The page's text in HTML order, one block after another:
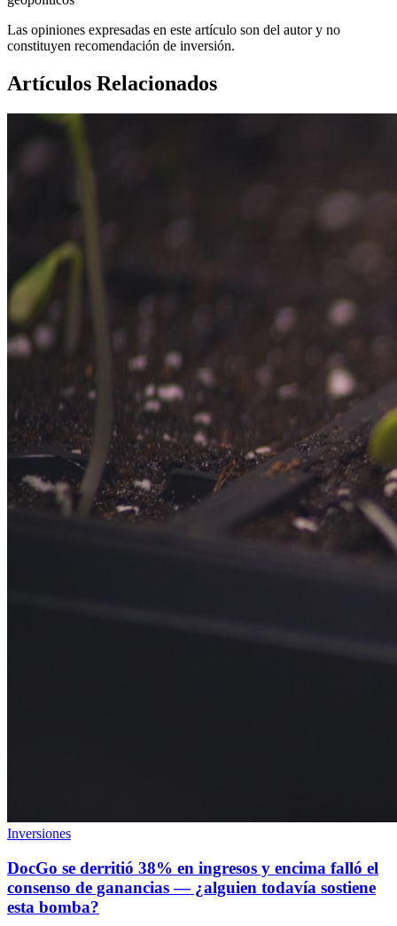
Las opiniones expresadas en este artículo son del autor y no
constituyen recomendación de inversión.
Artículos Relacionados
Inversiones
DocGo se derritió 38% en ingresos y encima falló el
consenso de ganancias — ¿alguien todavía sostiene
esta bomba?